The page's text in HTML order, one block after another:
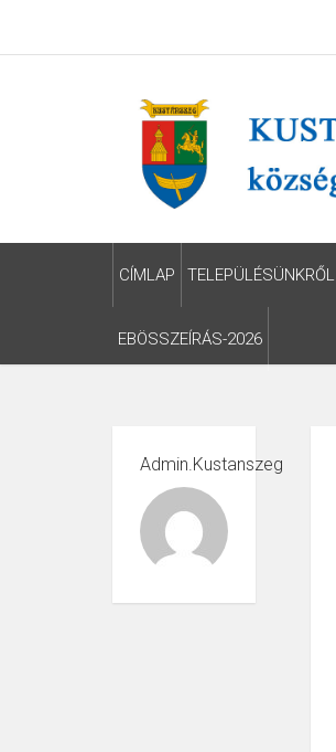
CÍMLAP TELEPÜLÉSÜNKRŐL
EBÖSSZEÍRÁS-2026
Admin.kustanszeg